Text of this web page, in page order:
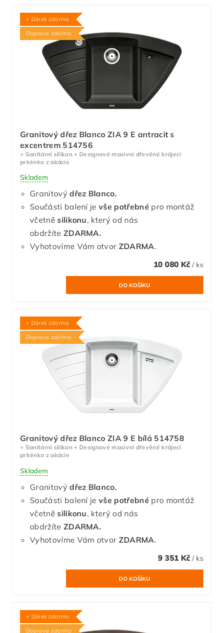
+ Dárek zdarma
Doprava zdarma
Granitový dřez Blanco ZIA 9 E antracit s
excentrem 514756
+ Sanitární silikon + Designové masivní dřevěné krájecí
prkénko z akácie
Skladem
Granitový dřez Blanco.
Součásti balení jevše potřebnépro montáž
včetněsilikonu, který od nás
obdržíte ZDARMA.
Vyhotovíme Vám otvor ZDARMA.
10 080 Kč / ks
+ Dárek zdarma
Doprava zdarma
Granitový dřez Blanco ZIA 9 E bílá 514758
+ Sanitární silikon + Designové masivní dřevěné krájecí
prkénko z akácie
Skladem
Granitový dřez Blanco.
Součásti balení jevše potřebnépro montáž
včetněsilikonu, který od nás
obdržíte ZDARMA.
Vyhotovíme Vám otvor ZDARMA.
9 351 Kč / ks
+ Dárek zdarma
Doprava zdarma